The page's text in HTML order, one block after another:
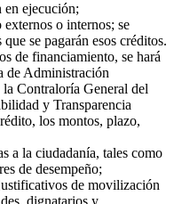
en ejecución;
o internos; se
se pagarán esos créditos.
de financiamiento, se hará
de Administración
Contraloría General del
y Transparencia
los montos, plazo,
a la ciudadanía, tales como
de desempeño;
de movilización